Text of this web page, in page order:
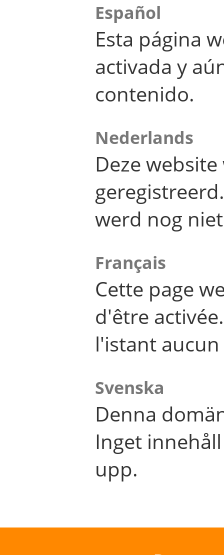
Español
Esta página
activada y
contenido.
Nederlands
Deze
werd nog
Français
Cette page
d'être
l'istant
Svenska
Denna
Inget
upp.